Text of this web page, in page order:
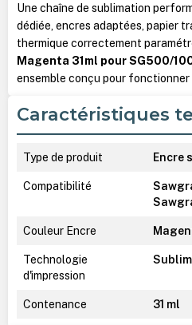
Une chaîne de sublimation
dédiée, encres adaptées, papier
thermique correctement
Magenta 31ml pour SG500/
ensemble conçu pour fonctionner
Caractéristiques
Type de produit Encre
Compatibilité
Couleur Encre
Technologie
d'impression
Contenance 31 ml